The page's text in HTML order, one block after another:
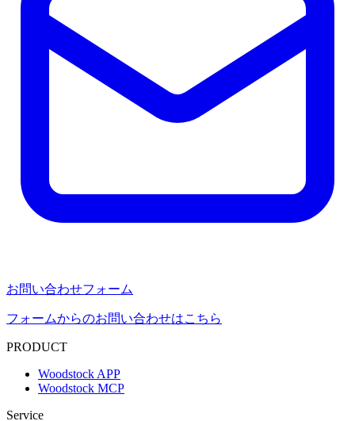
お問い合わせフォーム
フォームからのお問い合わせはこちら
PRODUCT
Woodstock APP
Woodstock MCP
Service